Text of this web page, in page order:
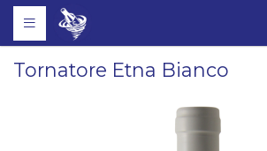
Tornatore Etna Bianco